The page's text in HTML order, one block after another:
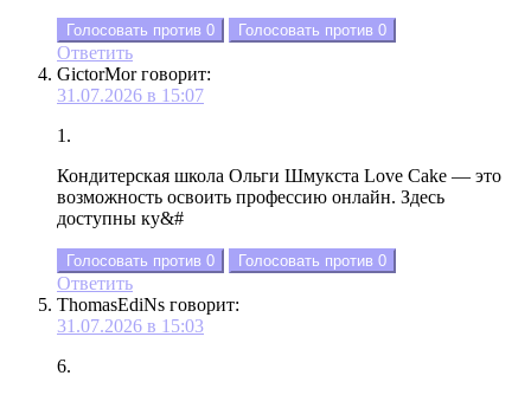
Голосовать против 0 Голосовать против 0
Ответить
GictorMor говорит:
31.07.2026 в 15:07
1.
Кондитерская школа Ольги Шмукста Love Cake — это
возможность освоить профессию онлайн. Здесь
доступны ку&#
Голосовать против 0 Голосовать против 0
Ответить
ThomasEdiNs говорит:
31.07.2026 в 15:03
6.